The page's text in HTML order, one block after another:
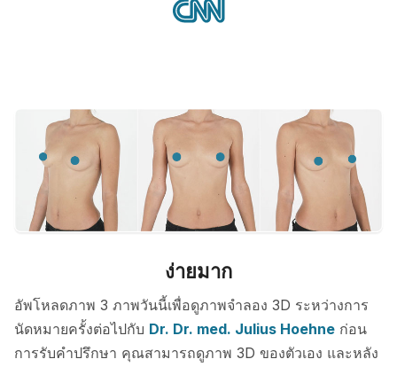
ง่ายมาก
อัพโหลดภาพ 3 ภาพวันนี้เพื่อดูภาพจำลอง 3D ระหว่างการ
นัดหมายครั้งต่อไปกับ Dr. Dr. med. Julius Hoehne ก่อน
การรับคำปรึกษา คุณสามารถดูภาพ 3D ของตัวเอง และหลัง